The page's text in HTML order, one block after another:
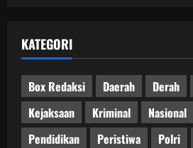
KATEGORI
Box Redaksi Daerah Derah
Kejaksaan
Kriminal Nasional
Pendidikan
Peristiwa Polri